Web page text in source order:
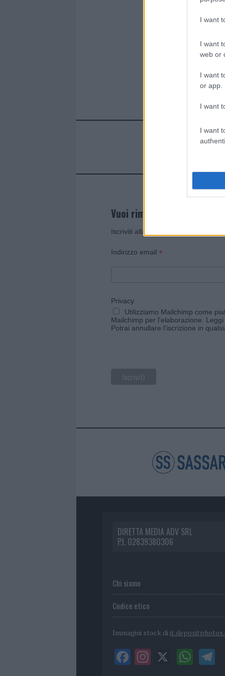
I want
I want
web or
I want
or app.
I want
I want
Vuoi rimanere sempre
Iscriviti alla newsletter di Gallura
Indirizzo email *
Privacy
Utilizziamo Mailchimp come
Mailchimp per l'elaborazione.
Potrai annullare l'iscrizione in
DIRETTA MEDIA ADV SRL
P.I. 02839380306
Chi siamo
Codice etico
Immagini stock di